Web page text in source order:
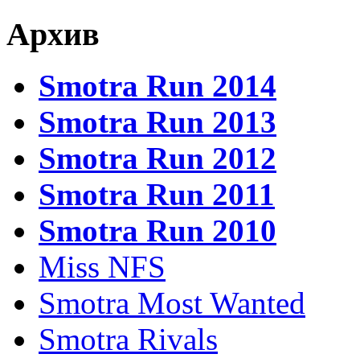
Архив
Smotra Run 2014
Smotra Run 2013
Smotra Run 2012
Smotra Run 2011
Smotra Run 2010
Miss NFS
Smotra Most Wanted
Smotra Rivals